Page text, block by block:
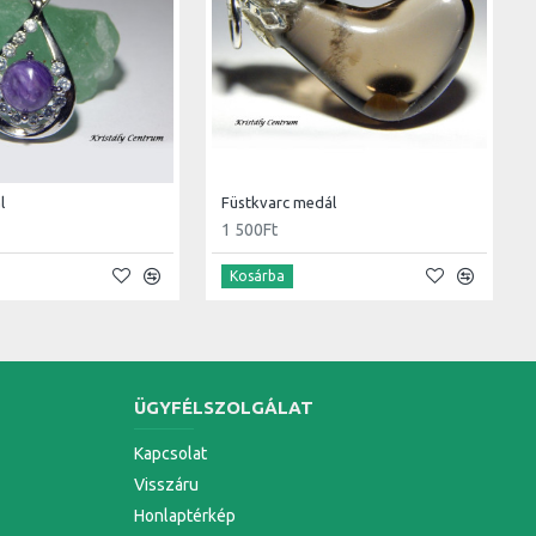
Füstkvarc medál
1 500Ft
Kosárba
ÜGYFÉLSZOLGÁLAT
Kapcsolat
Visszáru
Honlaptérkép